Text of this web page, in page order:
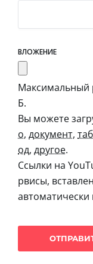
ВЛОЖЕНИЕ
Максимальный
Б.
Вы можете
о, документ,
од, другое.
Ссылки на
рвисы,
автоматически